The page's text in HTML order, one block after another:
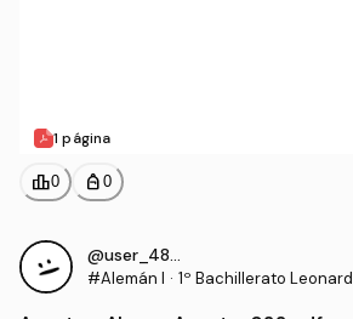
1 página
leaderboard0 personal_bag 0
@user_4855881
#Alemán I · 1º Bachillerato